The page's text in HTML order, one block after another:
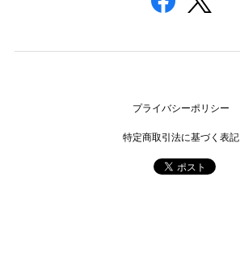
プライバシーポリシー
特定商取引法に基づく表記